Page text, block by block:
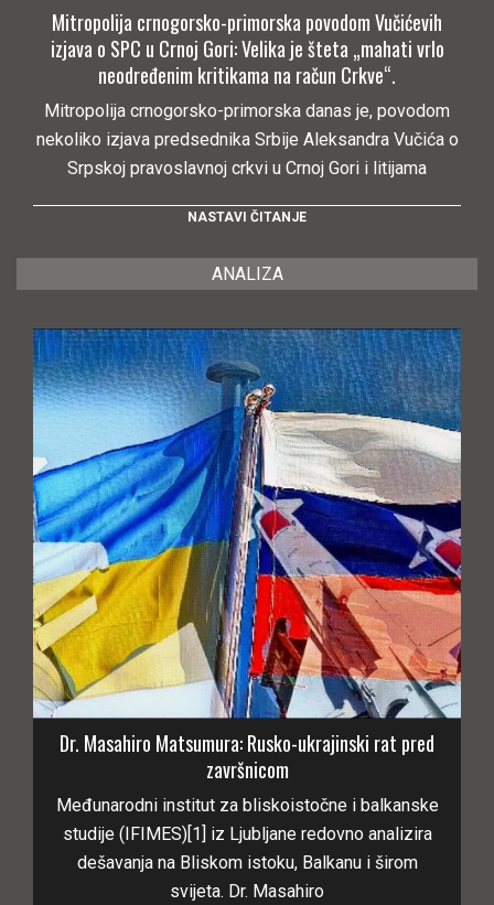
Mitropolija crnogorsko-primorska povodom Vučićevih
izjava o SPC u Crnoj Gori: Velika je šteta „mahati vrlo
neodređenim kritikama na račun Crkve“.
Mitropolija crnogorsko-primorska danas je, povodom
nekoliko izjava predsednika Srbije Aleksandra Vučića o
Srpskoj pravoslavnoj crkvi u Crnoj Gori i litijama
NASTAVI ČITANJE
ANALIZA
Dr. Masahiro Matsumura: Rusko-ukrajinski rat pred
završnicom
Međunarodni institut za bliskoistočne i balkanske
studije (IFIMES)[1] iz Ljubljane redovno analizira
dešavanja na Bliskom istoku, Balkanu i širom
svijeta. Dr. Masahiro